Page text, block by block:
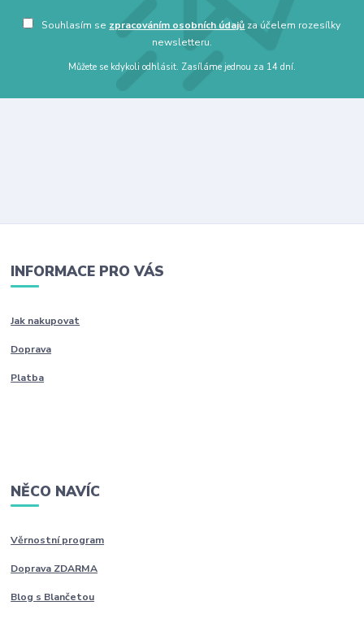
Souhlasím se zpracováním osobních údajů za účelem rozesílky
newsletteru.
Můžete se kdykoli odhlásit. Zasíláme jednou za 14 dní.
INFORMACE PRO VÁS
Jak nakupovat
Doprava
Platba
NĚCO NAVÍC
Věrnostní program
Doprava ZDARMA
Blog s Blančetou